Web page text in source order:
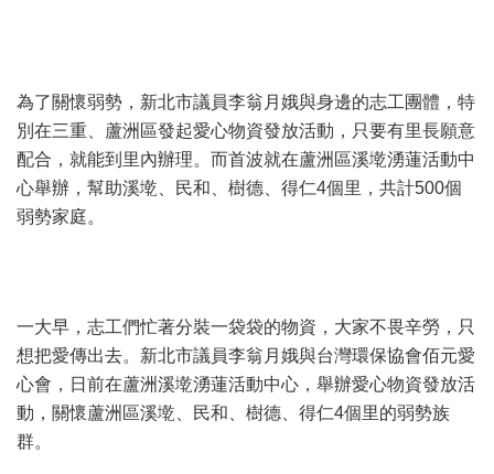
為了關懷弱勢，新北市議員李翁月娥與身邊的志工團體，特
別在三重、蘆洲區發起愛心物資發放活動，只要有里長願意
配合，就能到里內辦理。而首波就在蘆洲區溪墘湧蓮活動中
心舉辦，幫助溪墘、民和、樹德、得仁4個里，共計500個
弱勢家庭。
一大早，志工們忙著分裝一袋袋的物資，大家不畏辛勞，只
想把愛傳出去。新北市議員李翁月娥與台灣環保協會佰元愛
心會，日前在蘆洲溪墘湧蓮活動中心，舉辦愛心物資發放活
動，關懷蘆洲區溪墘、民和、樹德、得仁4個里的弱勢族
群。